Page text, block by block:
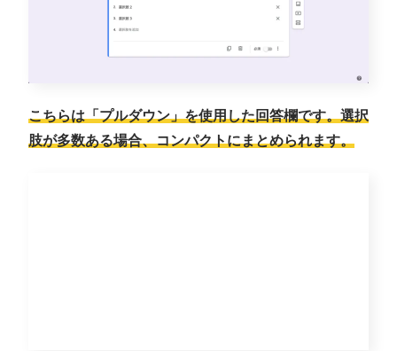
こちらは「プルダウン」を使用した回答欄です。選択
肢が多数ある場合、コンパクトにまとめられます。